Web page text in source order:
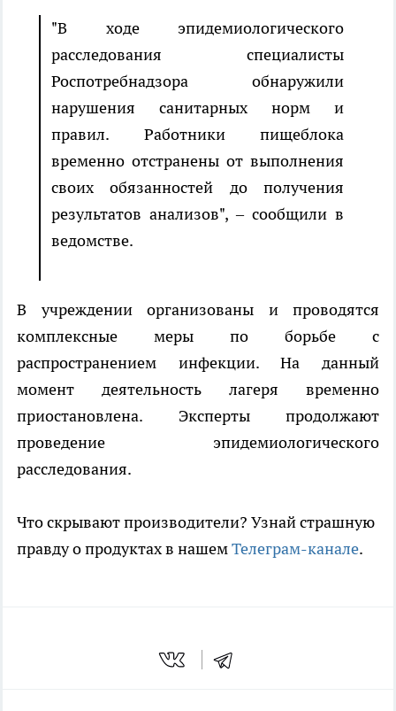
"В ходе эпидемиологического
расследования специалисты
Роспотребнадзора обнаружили
нарушения санитарных норм и
правил. Работники пищеблока
временно отстранены от выполнения
своих обязанностей до получения
результатов анализов", – сообщили в
ведомстве.
В учреждении организованы и проводятся
комплексные меры по борьбе с
распространением инфекции. На данный
момент деятельность лагеря временно
приостановлена. Эксперты продолжают
проведение эпидемиологического
расследования.
Что скрывают производители? Узнай страшную
правду о продуктах в нашемТелеграм-канале.